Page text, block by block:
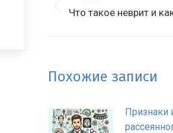
Предыдущая
Что такое неврит и
Похожие записи
Признаки